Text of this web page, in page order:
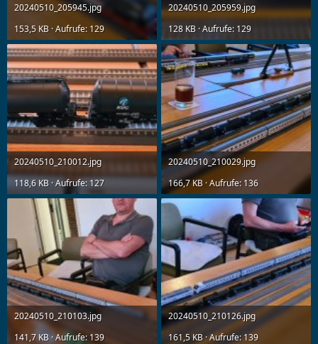
20240510_205945.jpg
153,5 KB · Aufrufe: 129
20240510_205959.jpg
128 KB · Aufrufe: 129
20240510_210012.jpg
118,6 KB · Aufrufe: 127
20240510_210029.jpg
166,7 KB · Aufrufe: 136
20240510_210103.jpg
141,7 KB · Aufrufe: 139
20240510_210126.jpg
161,5 KB · Aufrufe: 139